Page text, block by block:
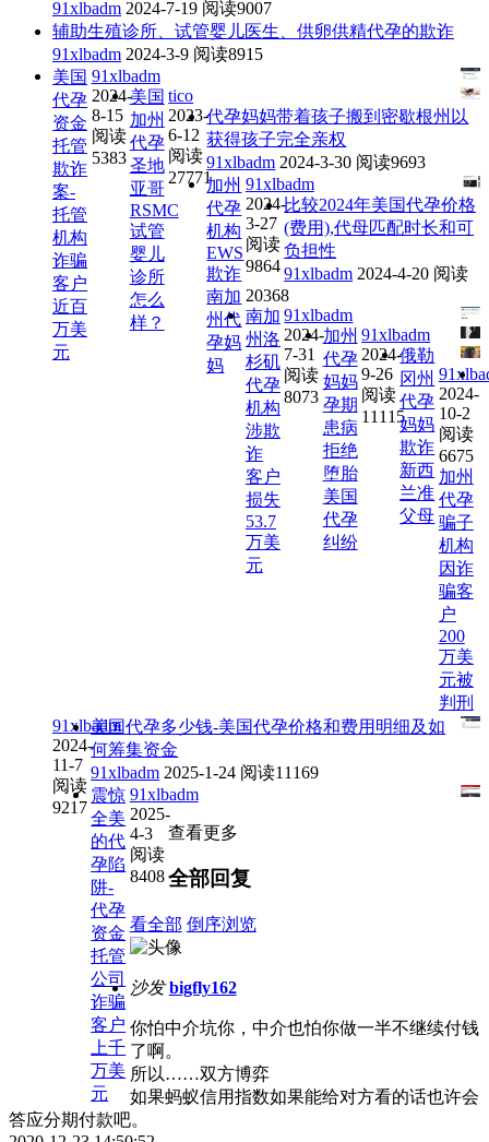
91xlbadm 2024-7-19 阅读9007
辅助生殖诊所、试管婴儿医生、供卵供精代孕的欺诈
91xlbadm 2024-3-9 阅读8915
美国
代孕
资金
托管
欺诈
案-
托管
机构
诈骗
客户
近百
万美
元
91xlbadm
2024-
8-15
阅读
5383
美国
加州
代孕
圣地
亚哥
RSMC
试管
婴儿
诊所
怎么
样？
tico
2023-
6-12
阅读
27771
代孕妈妈带着孩子搬到密歇根州以
获得孩子完全亲权
91xlbadm 2024-3-30 阅读9693
加州
代孕
机构
EWS
欺诈
南加
州代
孕妈
妈
91xlbadm
2024-
3-27
阅读
9864
比较2024年美国代孕价格
(费用),代母匹配时长和可
负担性
91xlbadm 2024-4-20 阅读
20368
南加
州洛
杉矶
代孕
机构
涉欺
诈
客户
损失
53.7
万美
元
91xlbadm
2024-
7-31
阅读
8073
加州
代孕
妈妈
孕期
患病
拒绝
堕胎
美国
代孕
纠纷
91xlbadm
2024-
9-26
阅读
11115
俄勒
冈州
代孕
妈妈
欺诈
新西
兰准
父母
2024-
10-2
阅读
6675
加州
代孕
骗子
机构
因诈
骗客
户
200
万美
元被
判刑
91xlbadm
2024-
11-7
阅读
9217
美国代孕多少钱-美国代孕价格和费用明细及如
何筹集资金
91xlbadm 2025-1-24 阅读11169
震惊
全美
的代
孕陷
阱-
代孕
资金
托管
公司
诈骗
客户
上千
万美
元
91xlbadm
2025-
4-3
阅读
8408
查看更多
全部回复
看全部 倒序浏览
沙发 bigfly162
你怕中介坑你，中介也怕你做一半不继续付钱
了啊。
所以……双方博弈
如果蚂蚁信用指数如果能给对方看的话也许会
答应分期付款吧。